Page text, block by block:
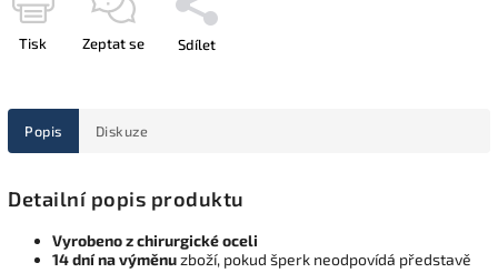
Tisk Zeptat se Sdílet
Popis Diskuze
Detailní popis produktu
Vyrobeno z chirurgické oceli
14 dní na výměnuzboží, pokud šperk neodpovídá představě